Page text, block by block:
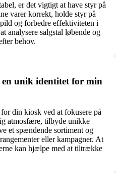
er det vigtigt at have styr på
varer korrekt, holde styr på
og forbedre effektiviteten i
analysere salgstal løbende og
behov.
unik identitet for min
din kiosk ved at fokusere på
atmosfære, tilbyde unikke
et spændende sortiment og
eller kampagner. At
kan hjælpe med at tiltrække